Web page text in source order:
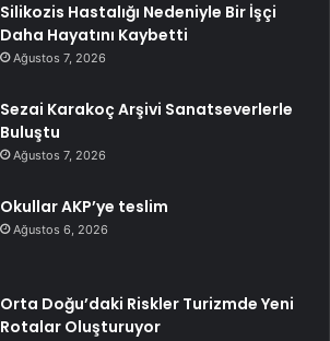
Silikozis Hastalığı Nedeniyle Bir İşçi
Daha Hayatını Kaybetti
Ağustos 7, 2026
Sezai Karakoç Arşivi Sanatseverlerle
Buluştu
Ağustos 7, 2026
Okullar AKP’ye teslim
Ağustos 6, 2026
Orta Doğu’daki Riskler Turizmde Yeni
Rotalar Oluşturuyor